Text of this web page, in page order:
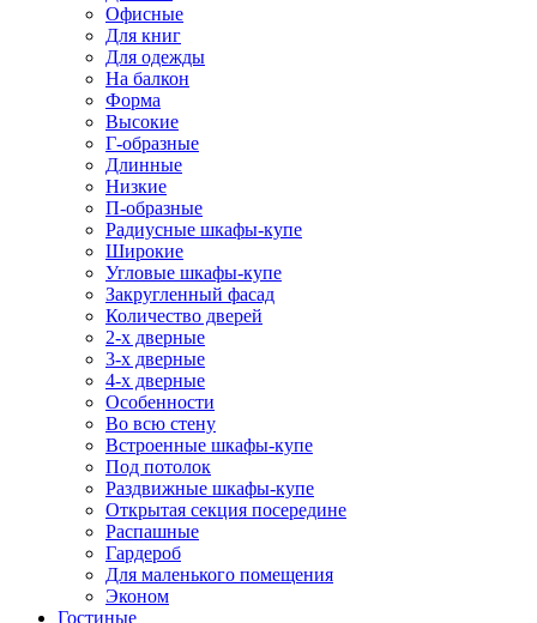
Офисные
Для книг
Для одежды
На балкон
Форма
Высокие
Г-образные
Длинные
Низкие
П-образные
Радиусные шкафы-купе
Широкие
Угловые шкафы-купе
Закругленный фасад
Количество дверей
2-х дверные
3-х дверные
4-х дверные
Особенности
Во всю стену
Встроенные шкафы-купе
Под потолок
Раздвижные шкафы-купе
Открытая секция посередине
Распашные
Гардероб
Для маленького помещения
Эконом
Гостиные